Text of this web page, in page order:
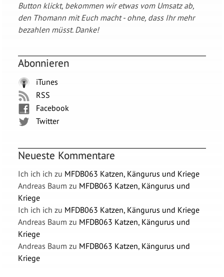
Button klickt, bekommen wir etwas vom Umsatz ab,
den Thomann mit Euch macht - ohne, dass Ihr mehr
bezahlen müsst. Danke!
Abonnieren
iTunes
RSS
Facebook
Twitter
Neueste Kommentare
Ich ich ich zu MFDB063 Katzen, Kängurus und Kriege
Andreas Baum zu MFDB063 Katzen, Kängurus und
Kriege
Ich ich ich zu MFDB063 Katzen, Kängurus und Kriege
Andreas Baum zu MFDB063 Katzen, Kängurus und
Kriege
Andreas Baum zu MFDB063 Katzen, Kängurus und
Kriege